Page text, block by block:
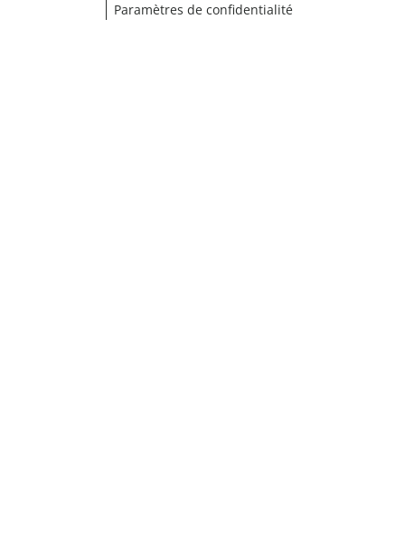
Paramètres de confidentialité